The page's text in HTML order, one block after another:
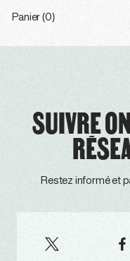
Panier (0)
SUIVRE
Restez informé et